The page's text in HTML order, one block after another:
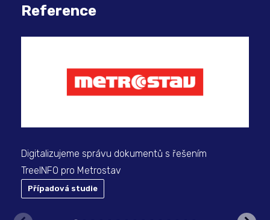
Reference
Digitalizujeme správu dokumentů s řešením
TreeINFO pro Metrostav
Případová studie